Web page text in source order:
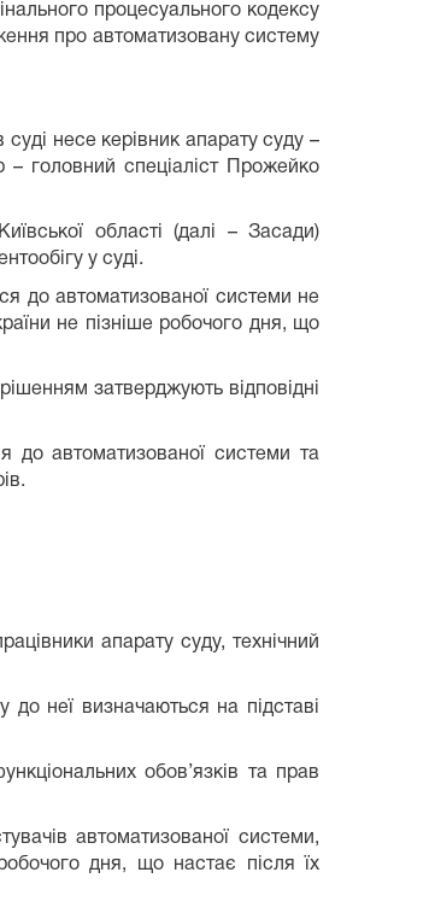
процесуального кодексу
про автоматизовану систему
несе керівник апарату суду –
– головний спеціаліст Прожейко
області (далі – Засади)
у суді.
до автоматизованої системи не
не пізніше робочого дня, що
затверджують відповідні
до автоматизованої системи та
апарату суду, технічний
до неї визначаються на підставі
обов’язків та прав
автоматизованої системи,
дня, що настає після їх